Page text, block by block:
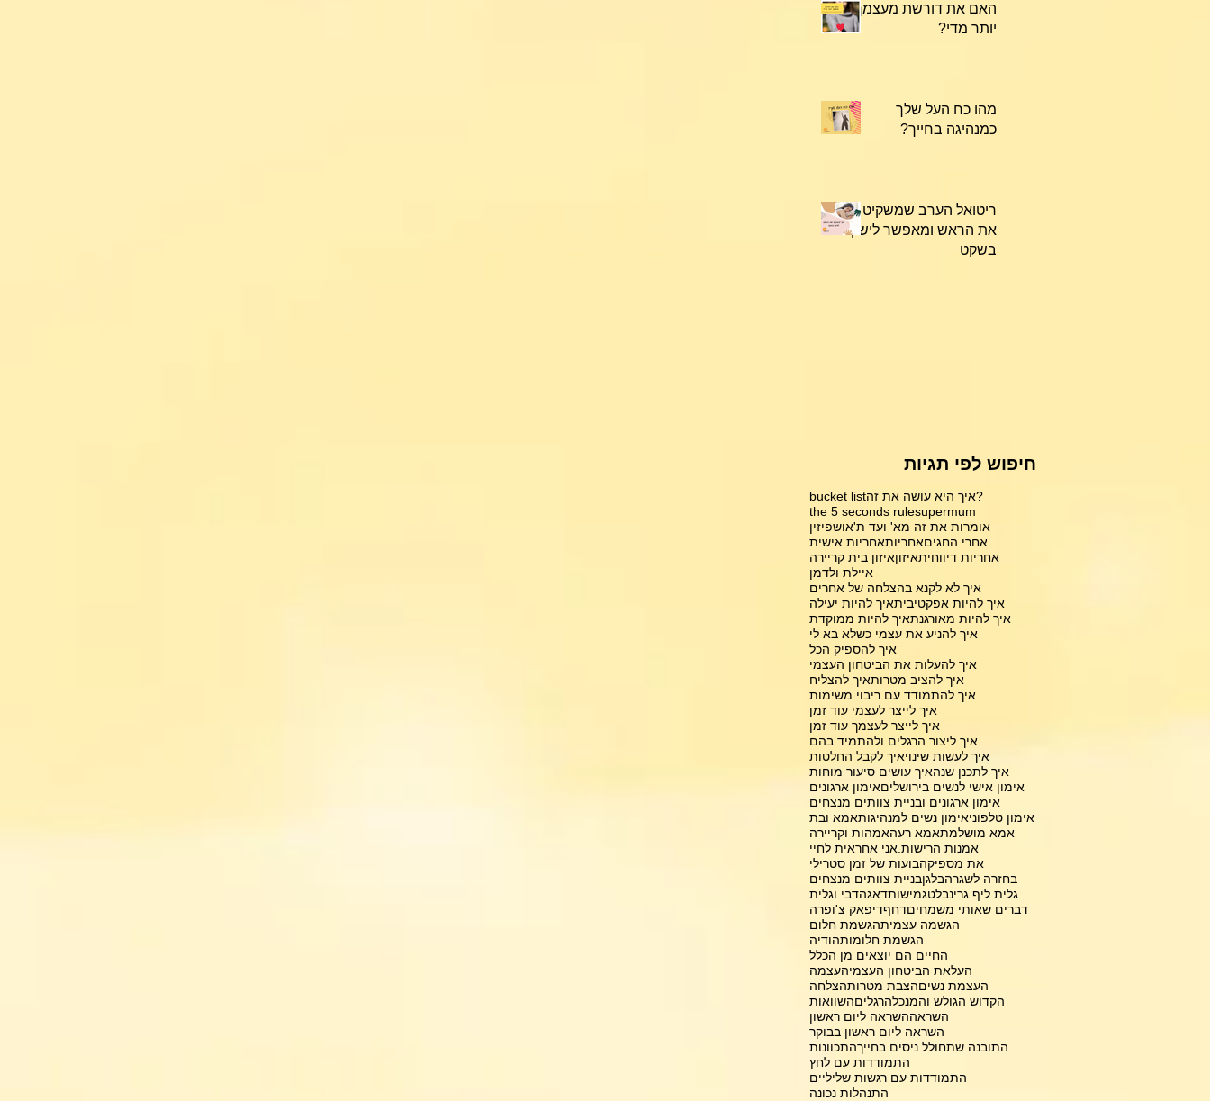
האם את דורשת מעצמך
יותר מדי?
מהו כח העל שלך
כמנהיגה בחייך?
ריטואל הערב שמשקיט
את הראש ומאפשר לישון
בשקט
חיפוש לפי תגיות
?איך היא עושה את זהbucket list
supermum
the 5 seconds rule
אומרות את זה מא' ועד ת'אושפיזין
אחרי החגיםאחריותאחריות אישית
אחריות דיווחיתאיזוןאיזון בית קריירה
איילת ולדמן
איך לא לקנא בהצלחה של אחרים
איך להיות אפקטיביתאיך להיות יעילה
איך להיות מאורגנתאיך להיות ממוקדת
איך להניע את עצמי כשלא בא לי
איך להספיק הכל
איך להעלות את הביטחון העצמי
איך להציב מטרותאיך להצליח
איך להתמודד עם ריבוי משימות
איך לייצר לעצמי עוד זמן
איך לייצר לעצמך עוד זמן
איך ליצור הרגלים ולהתמיד בהם
איך לעשות שינויאיך לקבל החלטות
איך לתכנן שנהאיך עושים סיעור מוחות
אימון אישי לנשים בירושליםאימון ארגונים
אימון ארגונים ובניית צוותים מנצחים
אימון טלפוניאימון נשים למנהיגותאמא ובת
אמא מושלמתאמא רעהאמהות וקריירה
אמנות הרישות. אני אחראית לחיי
את מספיקהבועות של זמן סטרילי
בחזרה לשגרהבלגןבניית צוותים מנצחים
גלית ליף גרינבלטגמישותדאגהדבי וגלית
דברים שאותי משמחיםדחףדיפאק צ'ופרה
הגשמה עצמיתהגשמת חלום
הגשמת חלומותהודיה
החיים הם יוצאים מן הכלל
העלאת הביטחון העצמיהעצמה
העצמת נשיםהצבת מטרותהצלחה
הקדוש הגולש והמנכלהרגליםהשוואות
השראההשראה ליום ראשון
השראה ליום ראשון בבוקר
התובנה שתחולל ניסים בחייךהתכוונות
התמודדות עם לחץ
התמודדות עם רגשות שליליים
התנהלות נכונה